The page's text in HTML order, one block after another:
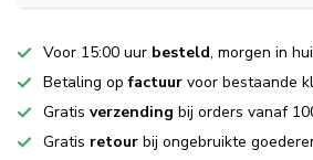
Voor 15:00 uur besteld, morgen in
Betaling opfactuur voor bestaande
Gratis verzending bij orders vanaf
Gratis retour bij ongebruikte